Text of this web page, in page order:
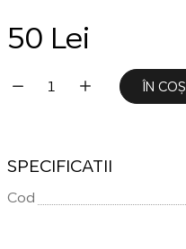
50 Lei
ÎN COȘ
SPECIFICATII
Cod